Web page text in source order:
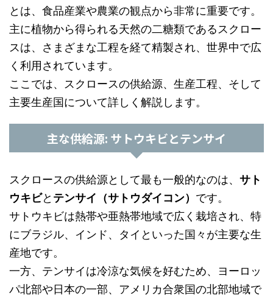
とは、食品産業や農業の観点から非常に重要です。
主に植物から得られる天然の二糖類であるスクロー
スは、さまざまな工程を経て精製され、世界中で広
く利用されています。
ここでは、スクロースの供給源、生産工程、そして
主要生産国について詳しく解説します。
主な供給源: サトウキビとテンサイ
スクロースの供給源として最も一般的なのは、 サト
ウキビと テンサイ（サトウダイコン） です。
サトウキビは熱帯や亜熱帯地域で広く栽培され、特
にブラジル、インド、タイといった国々が主要な生
産地です。
一方、テンサイは冷涼な気候を好むため、ヨーロッ
パ北部や日本の一部、アメリカ合衆国の北部地域で